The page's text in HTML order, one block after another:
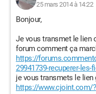
25 mars 2014 à 14:22
Bonjour,
Je vous transmet le lien
forum comment ça
https://
29941739-recuperer-les-
je vous transmets le lien
https://www.cjoint.com/